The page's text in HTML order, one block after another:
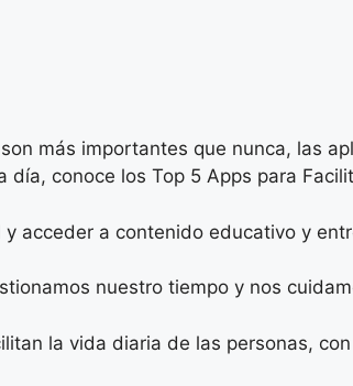
más importantes que nunca, las
conoce los Top 5 Apps para
acceder a contenido educativo y
nuestro tiempo y nos
la vida diaria de las personas,